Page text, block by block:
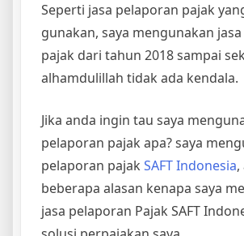
Seperti jasa pelaporan pajak
gunakan, saya mengunakan
pajak dari tahun 2018 sampai
alhamdulillah tidak ada kendala.
Jika anda ingin tau saya
pelaporan pajak apa? saya
pelaporan pajak SAFT Indonesia,
beberapa alasan kenapa saya
jasa pelaporan Pajak SAFT